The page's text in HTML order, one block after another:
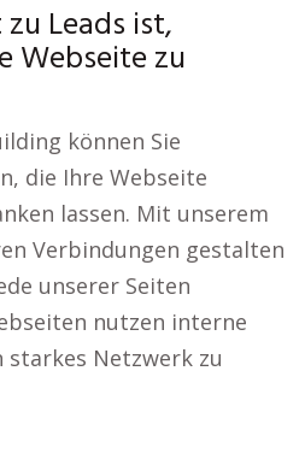
Leads ist,
Webseite zu
können Sie
die Ihre Webseite
lassen. Mit unserem
Verbindungen gestalten
unserer Seiten
nutzen interne
Netzwerk zu